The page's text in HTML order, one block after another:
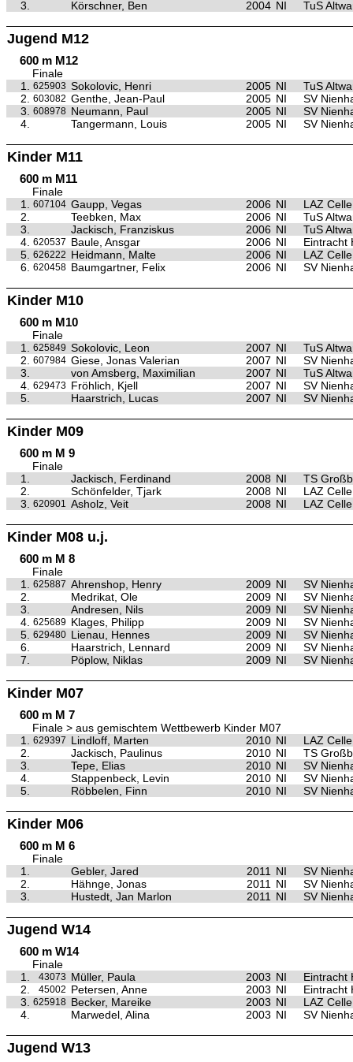
3.
Körschner, Ben 2004 NI TuS
Jugend M12
600 m M12
Finale
1.
625903 Sokolovic, Henri 2005 NI
TuS
2.
603082 Genthe, Jean-Paul 2005 NI
SV
3.
608978 Neumann, Paul 2005 NI
SV
4.
Tangermann, Louis 2005 NI SV
Kinder M11
600 m M11
Finale
1.
607104 Gaupp, Vegas 2006 NI
LAZ Celle
2.
Teebken, Max 2006 NI
TuS
3.
Jackisch, Franziskus 2006 NI
TuS
4. 620537 Baule, Ansgar 2006 NI
Eintracht
5. 626222 Heidmann, Malte 2006 NI
LAZ Celle
6. 620458 Baumgartner, Felix 2006 NI SV
Kinder M10
600 m M10
Finale
1.
625849 Sokolovic, Leon 2007 NI
TuS
2.
607984 Giese, Jonas Valerian 2007 NI
SV
3.
von Amsberg, Maximilian 2007 NI
TuS
4. 629473 Fröhlich, Kjell 2007 NI
SV
5.
Haarstrich, Lucas 2007 NI SV
Kinder M09
600 m M 9
Finale
1.
Jackisch, Ferdinand 2008 NI
TS
2.
Schönfelder, Tjark 2008 NI
LAZ Celle
3.
620901 Asholz, Veit 2008 NI LAZ Celle
Kinder M08 u.j.
600 m M 8
Finale
1.
625887 Ahrenshop, Henry 2009 NI
SV
2.
Medrikat, Ole 2009 NI
SV
3.
Andresen, Nils 2009 NI
SV
4. 625689 Klages, Philipp 2009 NI
SV
5. 629480 Lienau, Hennes 2009 NI
SV
6.
Haarstrich, Lennard 2009 NI
SV
7.
Pöplow, Niklas 2009 NI SV
Kinder M07
600 m M 7
Finale > aus gemischtem Wettbewerb Kinder M07
1.
629397 Lindloff, Marten 2010 NI
LAZ Celle
2.
Jackisch, Paulinus 2010 NI
TS
3.
Tepe, Elias 2010 NI
SV
4.
Stappenbeck, Levin 2010 NI
SV
5.
Röbbelen, Finn 2010 NI SV
Kinder M06
600 m M 6
Finale
1.
Gebler, Jared 2011 NI
SV
2.
Hähnge, Jonas 2011 NI
SV
3.
Hustedt, Jan Marlon 2011 NI SV
Jugend W14
600 m W14
Finale
1.
43073 Müller, Paula 2003 NI
Eintracht
2.
45002 Petersen, Anne 2003 NI
Eintracht
3.
625918 Becker, Mareike 2003 NI
LAZ Celle
4.
Marwedel, Alina 2003 NI SV
Jugend W13